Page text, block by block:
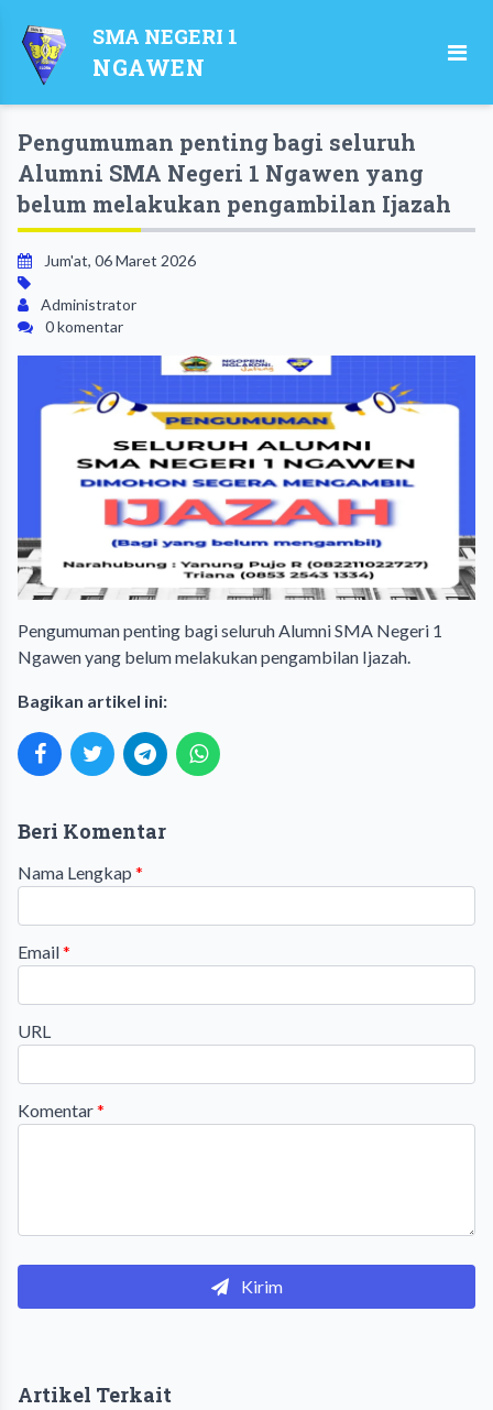
SMA NEGERI 1
NGAWEN
Pengumuman penting bagi seluruh
Alumni SMA Negeri 1 Ngawen yang
belum melakukan pengambilan Ijazah
Jum'at, 06 Maret 2026
Administrator
0 komentar
Pengumuman penting bagi seluruh Alumni SMA Negeri 1
Ngawen yang belum melakukan pengambilan Ijazah.
Bagikan artikel ini:
Beri Komentar
Nama Lengkap *
Email*
URL
Komentar*
Kirim
Artikel Terkait